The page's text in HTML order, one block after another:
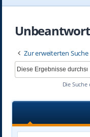
Zur erweiterten Suche
Die Suche